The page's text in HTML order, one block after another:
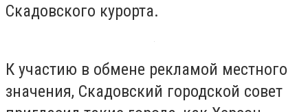
Скадовского курорта.
К участию в обмене рекламой местного
значения, Скадовский городской совет